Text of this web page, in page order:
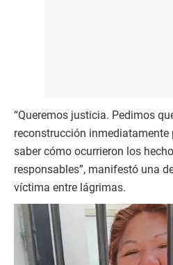
“Queremos justicia. Pedimos
reconstrucción inmediatamente
saber cómo ocurrieron los
responsables”, manifestó una
víctima entre lágrimas.